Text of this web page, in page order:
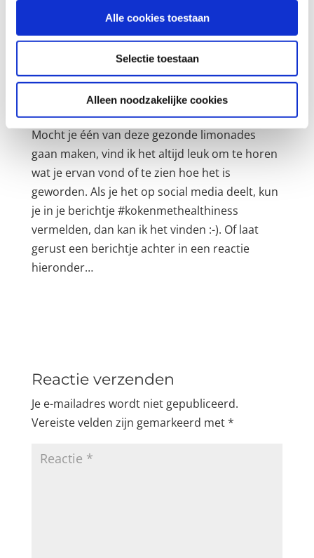
Alle cookies toestaan
Selectie toestaan
Alleen noodzakelijke cookies
7. Serveer de limonade met ijsblokjes en
eventueel met een takje tijm of rozemarijn.
* Je kunt kiezen voor vers fruit of fruit uit de
Mocht je één van deze gezonde limonades
gaan maken, vind ik het altijd leuk om te horen
wat je ervan vond of te zien hoe het is
geworden. Als je het op social media deelt, kun
je in je berichtje #kokenmethealthiness
vermelden, dan kan ik het vinden :-). Of laat
gerust een berichtje achter in een reactie
hieronder…
Reactie verzenden
Je e-mailadres wordt niet gepubliceerd.
Vereiste velden zijn gemarkeerd met*